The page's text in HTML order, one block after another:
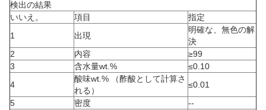
検出の結果
いいえ。
項目
指定
1
出現
明確な、無色の解
決
2
内容
≥99
3
含水量wt.%
≤0.10
4
酸味wt.% （酢酸として計算さ
れる）
≤0.01
5
密度
--